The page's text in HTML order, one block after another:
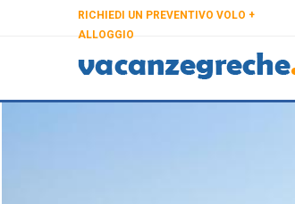
RICHIEDI UN PREVENTIVO VOLO +
ALLOGGIO